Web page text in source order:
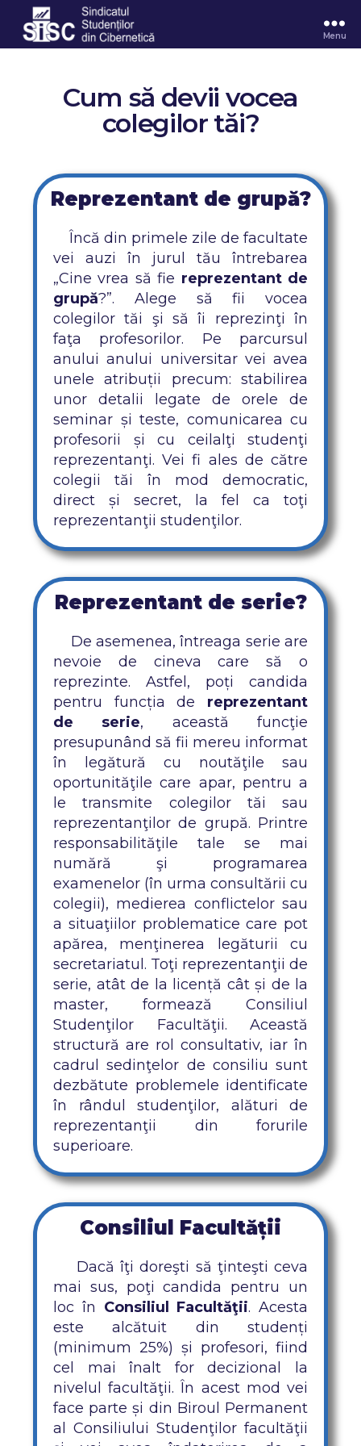
Menu
Cum să devii vocea
colegilor tăi?
Reprezentant de grupă?
Încă din primele zile de facultate
vei auzi în jurul tău întrebarea
„Cine vrea să fie reprezentant de
grupă?”. Alege să fii vocea
colegilor tăi şi să îi reprezinţi în
faţa profesorilor. Pe parcursul
anului anului universitar vei avea
unele atribuții precum: stabilirea
unor detalii legate de orele de
seminar și teste, comunicarea cu
profesorii și cu ceilalţi studenţi
reprezentanţi. Vei fi ales de către
colegii tăi în mod democratic,
direct și secret, la fel ca toţi
reprezentanţii studenţilor.
Reprezentant de serie?
De asemenea, întreaga serie are
nevoie de cineva care să o
reprezinte. Astfel, poți candida
pentru funcția de reprezentant
de serie, această funcţie
presupunând să fii mereu informat
în legătură cu noutăţile sau
oportunităţile care apar, pentru a
le transmite colegilor tăi sau
reprezentanţilor de grupă. Printre
responsabilităţile tale se mai
numără şi programarea
examenelor (în urma consultării cu
colegii), medierea conflictelor sau
a situaţiilor problematice care pot
apărea, menţinerea legăturii cu
secretariatul. Toţi reprezentanţii de
serie, atât de la licență cât și de la
master, formează Consiliul
Studenţilor Facultăţii. Această
structură are rol consultativ, iar în
cadrul sedinţelor de consiliu sunt
dezbătute problemele identificate
în rândul studenţilor, alături de
reprezentanţii din forurile
superioare.
Consiliul Facultății
Dacă îţi doreşti să ţinteşti ceva
mai sus, poţi candida pentru un
loc în Consiliul Facultăţii. Acesta
este alcătuit din studenți
(minimum 25%) și profesori, fiind
cel mai înalt for decizional la
nivelul facultăţii. În acest mod vei
face parte și din Biroul Permanent
al Consiliului Studenţilor facultăţii